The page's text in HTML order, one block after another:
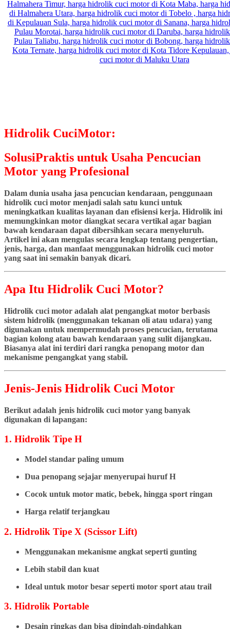
Hidrolik CuciMotor:
SolusiPraktis untuk Usaha Pencucian
Motor yang Profesional
Dalam dunia usaha jasa pencucian kendaraan, penggunaan
hidrolik cuci motor menjadi salah satu kunci untuk
meningkatkan kualitas layanan dan efisiensi kerja. Hidrolik ini
memungkinkan motor diangkat secara vertikal agar bagian
bawah kendaraan dapat dibersihkan secara menyeluruh.
Artikel ini akan mengulas secara lengkap tentang pengertian,
jenis, harga, dan manfaat menggunakan hidrolik cuci motor
yang saat ini semakin banyak dicari.
Apa Itu Hidrolik Cuci Motor?
Hidrolik cuci motor adalah alat pengangkat motor berbasis
sistem hidrolik (menggunakan tekanan oli atau udara) yang
digunakan untuk mempermudah proses pencucian, terutama
bagian kolong atau bawah kendaraan yang sulit dijangkau.
Biasanya alat ini terdiri dari rangka penopang motor dan
mekanisme pengangkat yang stabil.
Jenis-Jenis Hidrolik Cuci Motor
Berikut adalah jenis hidrolik cuci motor yang banyak
digunakan di lapangan:
1. Hidrolik Tipe H
Model standar paling umum
Dua penopang sejajar menyerupai huruf H
Cocok untuk motor matic, bebek, hingga sport ringan
Harga relatif terjangkau
2. Hidrolik Tipe X (Scissor Lift)
Menggunakan mekanisme angkat seperti gunting
Lebih stabil dan kuat
Ideal untuk motor besar seperti motor sport atau trail
3. Hidrolik Portable
Desain ringkas dan bisa dipindah-pindahkan